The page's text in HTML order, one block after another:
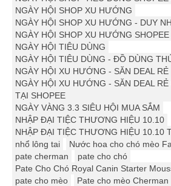
NGÀY HỘI SHOP XU HƯỚNG
NGÀY HỘI SHOP XU HƯỚNG - DUY
NGÀY HỘI SHOP XU HƯỚNG SHOPEE
NGÀY HỘI TIÊU DÙNG
NGÀY HỘI TIÊU DÙNG - ĐỒ DÙNG
NGÀY HỘI XU HƯỚNG - SĂN DEAL RẺ
NGÀY HỘI XU HƯỚNG - SĂN DEAL
TẠI SHOPEE
NGÀY VÀNG 3.3 SIÊU HỘI MUA SẮM
NHẬP ĐẠI TIỆC THƯƠNG HIỆU 10.10
NHẬP ĐẠI TIỆC THƯƠNG HIỆU 10.10
nhổ lông tai
Nước hoa cho chó mèo
pate cherman
pate cho chó
Pate Cho Chó Royal Canin Starter
pate cho mèo
Pate cho mèo Cherman